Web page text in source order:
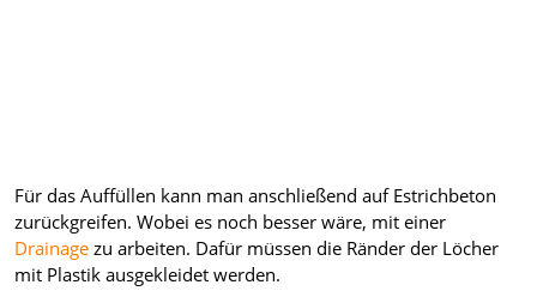
Für das Auffüllen kann man anschließend auf Estrichbeton
zurückgreifen. Wobei es noch besser wäre, mit einer
Drainagezu arbeiten. Dafür müssen die Ränder der Löcher
mit Plastik ausgekleidet werden.